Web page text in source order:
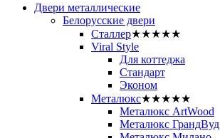
Двери металлические
Белорусские двери
Сталлер★★★★★
Viral Style
Для коттеджа
Стандарт
Эконом
Металюкс★★★★★
Металюкс ArtWood
Металюкс ГрандВуд